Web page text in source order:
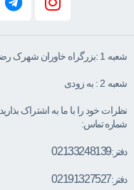
شعبه 1 :بزرگراه خاوران شهرک رضویه انتهای خیابان امام سجاد پلاک ۸
شعبه 2 : به زودی
نظرات خود را با ما به اشتراک بذارید
شماره تماس:
دفتر:02133248139
دفتر:02191327527